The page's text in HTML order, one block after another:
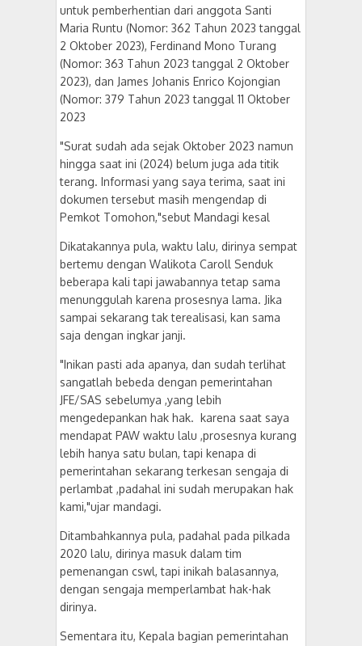
untuk pemberhentian dari anggota Santi
Maria Runtu (Nomor: 362 Tahun 2023 tanggal
2 Oktober 2023), Ferdinand Mono Turang
(Nomor: 363 Tahun 2023 tanggal 2 Oktober
2023), dan James Johanis Enrico Kojongian
(Nomor: 379 Tahun 2023 tanggal 11 Oktober
2023
"Surat sudah ada sejak Oktober 2023 namun
hingga saat ini (2024) belum juga ada titik
terang. Informasi yang saya terima, saat ini
dokumen tersebut masih mengendap di
Pemkot Tomohon,"sebut Mandagi kesal
Dikatakannya pula, waktu lalu, dirinya sempat
bertemu dengan Walikota Caroll Senduk
beberapa kali tapi jawabannya tetap sama
menunggulah karena prosesnya lama. Jika
sampai sekarang tak terealisasi, kan sama
saja dengan ingkar janji.
"Inikan pasti ada apanya, dan sudah terlihat
sangatlah bebeda dengan pemerintahan
JFE/SAS sebelumya ,yang lebih
mengedepankan hak hak. karena saat saya
mendapat PAW waktu lalu ,prosesnya kurang
lebih hanya satu bulan, tapi kenapa di
pemerintahan sekarang terkesan sengaja di
perlambat ,padahal ini sudah merupakan hak
kami,"ujar mandagi.
Ditambahkannya pula, padahal pada pilkada
2020 lalu, dirinya masuk dalam tim
pemenangan cswl, tapi inikah balasannya,
dengan sengaja memperlambat hak-hak
dirinya.
Sementara itu, Kepala bagian pemerintahan